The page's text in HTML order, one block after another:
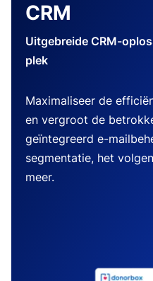
CRM
Uitgebreide CRM-
plek
Maximaliseer de
en vergroot de
geïntegreerd e-
segmentatie, het
meer.